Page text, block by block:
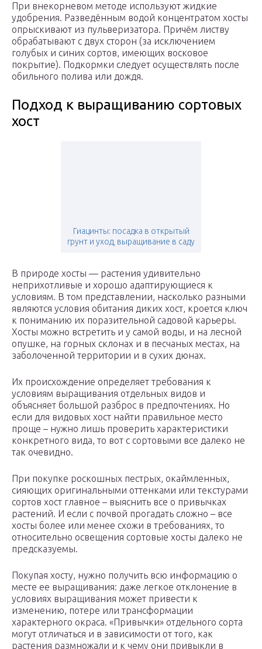
При внекорневом методе используют жидкие
удобрения. Разведённым водой концентратом хосты
опрыскивают из пульверизатора. Причём листву
обрабатывают с двух сторон (за исключением
голубых и синих сортов, имеющих восковое
покрытие). Подкормки следует осуществлять после
обильного полива или дождя.
Подход к выращиванию сортовых
хост
Гиацинты: посадка в открытый
грунт и уход, выращивание в саду
В природе хосты — растения удивительно
неприхотливые и хорошо адаптирующиеся к
условиям. В том представлении, насколько разными
являются условия обитания диких хост, кроется ключ
к пониманию их поразительной садовой карьеры.
Хосты можно встретить и у самой воды, и на лесной
опушке, на горных склонах и в песчаных местах, на
заболоченной территории и в сухих дюнах.
Их происхождение определяет требования к
условиям выращивания отдельных видов и
объясняет большой разброс в предпочтениях. Но
если для видовых хост найти правильное место
проще – нужно лишь проверить характеристики
конкретного вида, то вот с сортовыми все далеко не
так очевидно.
При покупке роскошных пестрых, окаймленных,
сияющих оригинальными оттенками или текстурами
сортов хост главное – выяснить все о привычках
растений. И если с почвой прогадать сложно – все
хосты более или менее схожи в требованиях, то
относительно освещения сортовые хосты далеко не
предсказуемы.
Покупая хосту, нужно получить всю информацию о
месте ее выращивания: даже легкое отклонение в
условиях выращивания может привести к
изменению, потере или трансформации
характерного окраса. «Привычки» отдельного сорта
могут отличаться и в зависимости от того, как
растения размножали и к чему они привыкли в